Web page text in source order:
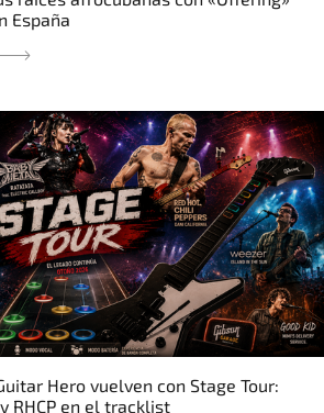
España
Hero vuelven con Stage Tour:
RHCP en el tracklist